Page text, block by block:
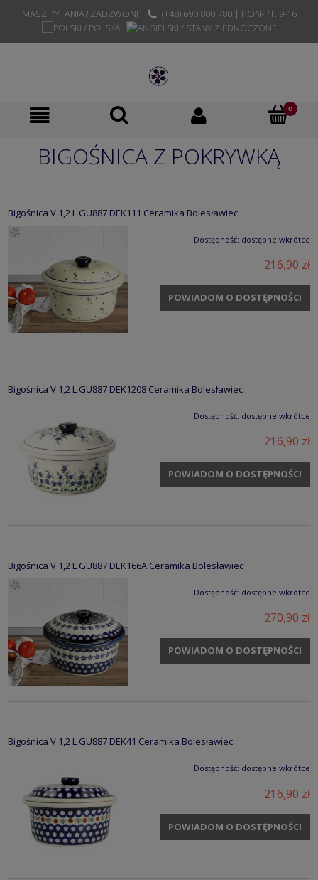
MASZ PYTANIA? ZADZWOŃ! (+48) 690 800 780 | PON-PT. 9-16
BIGOŚNICA Z POKRYWKĄ
Bigośnica V 1,2 L GU887 DEK111 Ceramika Bolesławiec
Dostępność: dostępne wkrótce
216,90 zł
POWIADOM O DOSTĘPNOŚCI
Bigośnica V 1,2 L GU887 DEK1208 Ceramika Bolesławiec
Dostępność: dostępne wkrótce
216,90 zł
POWIADOM O DOSTĘPNOŚCI
Bigośnica V 1,2 L GU887 DEK166A Ceramika Bolesławiec
Dostępność: dostępne wkrótce
270,90 zł
POWIADOM O DOSTĘPNOŚCI
Bigośnica V 1,2 L GU887 DEK41 Ceramika Bolesławiec
Dostępność: dostępne wkrótce
216,90 zł
POWIADOM O DOSTĘPNOŚCI